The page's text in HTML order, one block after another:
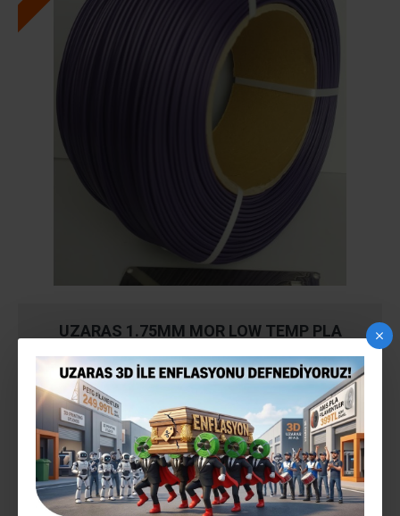
UZARAS 1.75MM MOR LOW TEMP PLA
STOK: Stokta var
MODEL: 140818UZ4017
499,99TL